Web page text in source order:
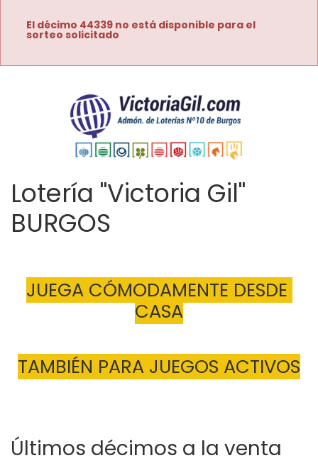
El décimo 44339 no está disponible para el
sorteo solicitado
Lotería "Victoria Gil"
BURGOS
JUEGA CÓMODAMENTE DESDE
CASA
TAMBIÉN PARA JUEGOS ACTIVOS
Últimos décimos a la venta